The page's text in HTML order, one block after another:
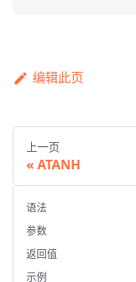
编辑此页
上一页
ATANH
语法
参数
返回值
示例